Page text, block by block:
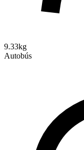
9.33kg
Autobús